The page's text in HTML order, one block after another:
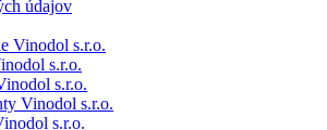
údajov
Vinodol s.r.o.
s.r.o.
s.r.o.
Vinodol s.r.o.
s.r.o.